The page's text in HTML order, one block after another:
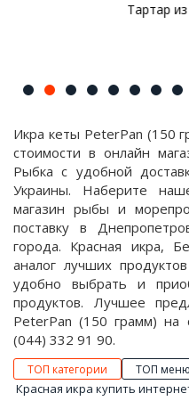
Тартар из форели
Икра кеты PeterPan (150
стоимости в онлайн
Рыбка с удобной
Украины. Наберите
магазин рыбы и
поставку в
города. Красная икра,
аналог лучших
удобно выбрать и
продуктов. Лучшее
PeterPan (150 грамм) на
(044) 332 91 90.
ТОП категории ТОП меню
Красная икра купить